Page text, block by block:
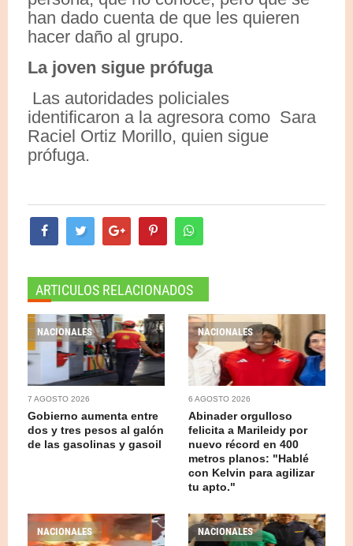
han dado cuenta de que les quieren
hacer daño al grupo.
La joven sigue prófuga
Las autoridades policiales
identificaron a la agresora como Sara
Raciel Ortiz Morillo, quien sigue
prófuga.
ARTICULOS RELACIONADOS
NACIONALES
7 AGOSTO 2026
Gobierno aumenta entre
dos y tres pesos al galón
de las gasolinas y gasoil
NACIONALES
6 AGOSTO 2026
Abinader orgulloso
felicita a Marileidy por
nuevo récord en 400
metros planos: "Hablé
con Kelvin para agilizar
tu apto."
NACIONALES NACIONALES